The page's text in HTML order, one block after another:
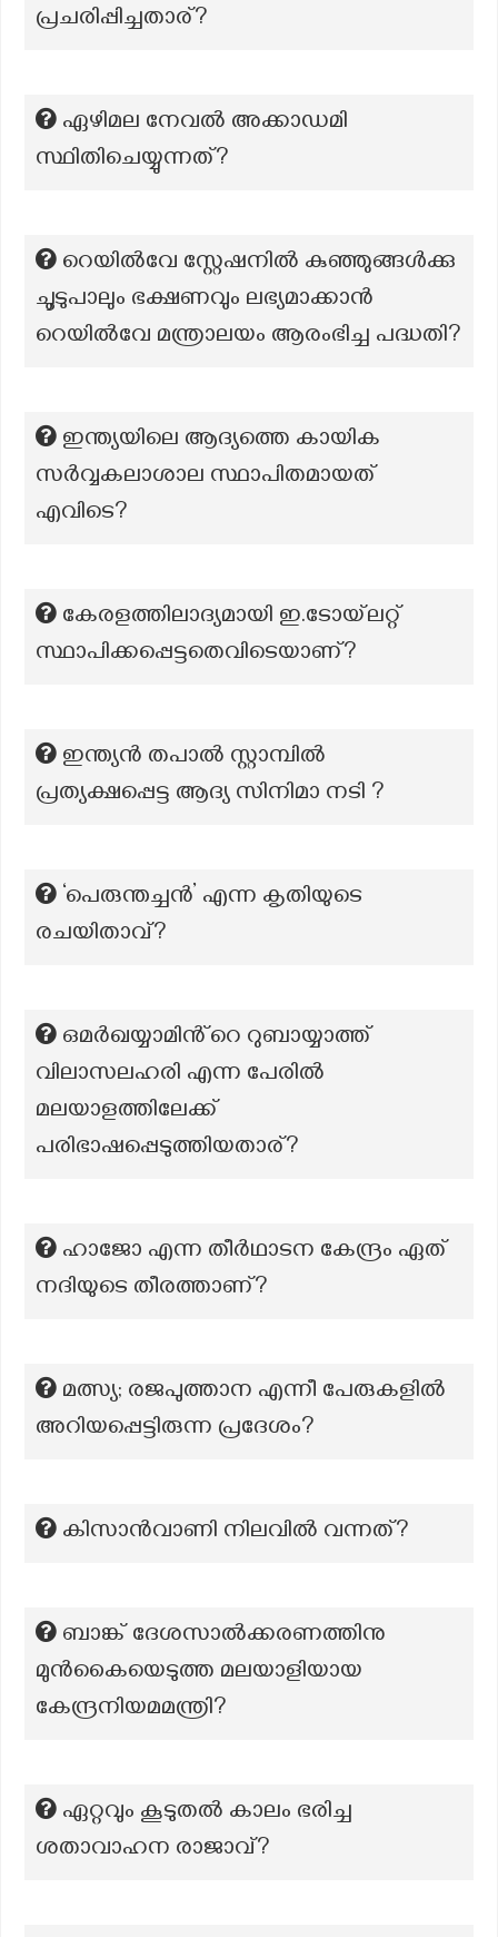
പ്രചരിപ്പിച്ചതാര്?
ഏഴിമല നേവല്‍ അക്കാഡമി
സ്ഥിതിചെയ്യുന്നത്?
റെയിൽവേ സ്റ്റേഷനിൽ കുഞ്ഞുങ്ങൾക്കു
ചൂടുപാലും ഭക്ഷണവും ലഭ്യമാക്കാൻ
റെയിൽവേ മന്ത്രാലയം ആരംഭിച്ച പദ്ധതി?
ഇന്ത്യയിലെ ആദ്യത്തെ കായിക
സർവ്വകലാശാല സ്ഥാപിതമായത്
എവിടെ?
കേരളത്തിലാദ്യമായി ഇ.ടോയ്‌ലറ്റ്
സ്ഥാപിക്കപ്പെട്ടതെവിടെയാണ്?
ഇന്ത്യൻ തപാൽ സ്റ്റാമ്പിൽ
പ്രത്യക്ഷപ്പെട്ട ആദ്യ സിനിമാ നടി ?
‘പെരുന്തച്ചൻ’ എന്ന കൃതിയുടെ
രചയിതാവ്?
ഒമർഖയ്യാമിൻ്റെ റുബായ്യാത്ത്
വിലാസലഹരി എന്ന പേരിൽ
മലയാളത്തിലേക്ക്
പരിഭാഷപ്പെടുത്തിയതാര്?
ഹാജോ എന്ന തീർഥാടന കേന്ദ്രം ഏത്
നദിയുടെ തീരത്താണ്?
മത്സ്യ; രജപുത്താന എന്നീ പേരുകളിൽ
അറിയപ്പെട്ടിരുന്ന പ്രദേശം?
കിസാന്‍വാണി നിലവില്‍ വന്നത്?
ബാങ്ക് ദേശസാൽക്കരണത്തിനു
മുൻകൈയെടുത്ത മലയാളിയായ
കേന്ദ്രനിയമമന്ത്രി?
ഏറ്റവും കൂടുതൽ കാലം ഭരിച്ച
ശതാവാഹന രാജാവ്?